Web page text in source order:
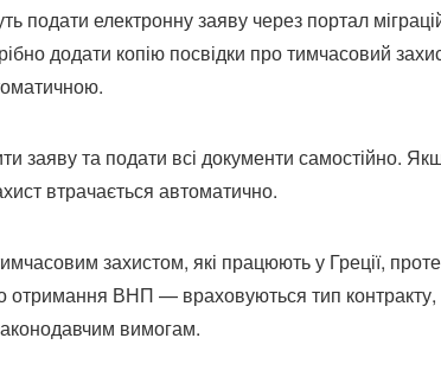
подати електронну заяву через портал
додати копію посвідки про тимчасовий
заяву та подати всі документи самостійно.
втрачається автоматично.
захистом, які працюють у Греції, проте
отримання ВНП — враховуються тип контракту,
вимогам.